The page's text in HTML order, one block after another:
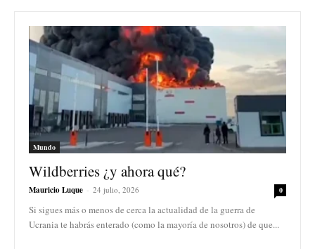
Mundo
Wildberries ¿y ahora qué?
Mauricio Luque - 24 julio, 2026 0
Si sigues más o menos de cerca la actualidad de la guerra de
Ucrania te habrás enterado (como la mayoría de nosotros) de que...